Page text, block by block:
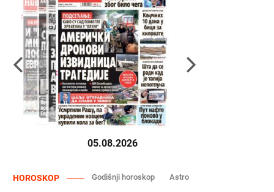
05.08.2026
HOROSKOP Godišnji horoskop Astro